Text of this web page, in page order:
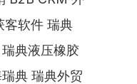
客软件 瑞典
典液压橡胶
典 瑞典外贸